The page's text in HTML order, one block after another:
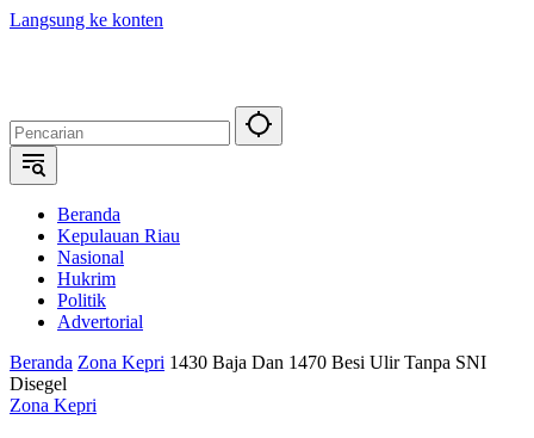
Langsung ke konten
Beranda
Kepulauan Riau
Nasional
Hukrim
Politik
Advertorial
Beranda Zona Kepri 1430 Baja Dan 1470 Besi Ulir Tanpa SNI
Disegel
Zona Kepri